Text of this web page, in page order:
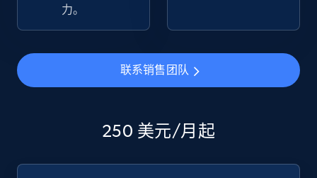
2.5K+
eBay - Collect records by category
Seller reviews, Breadcrumbs, Root category, and
力。
联系销售团队
250 美元/月起